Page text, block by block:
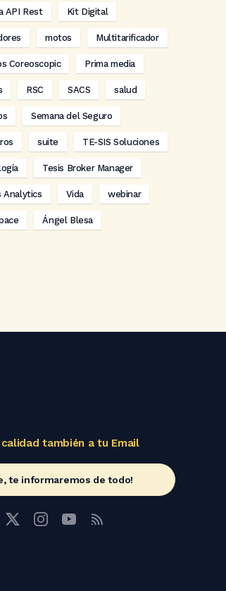
API Rest Kit Digital
motos Multitarificador
Coreoscopic Prima media
RSC SACS salud
Semana del Seguro
suite TE-SIS Soluciones
Tesis Broker Manager
Analytics Vida webinar
Ángel Blesa
también a tu Email
te informaremos de todo!